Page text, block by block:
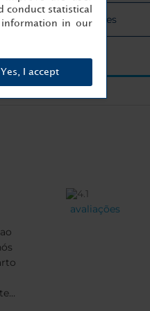
das salas de reuniões
avaliações
conduct statistical
in our
Yes, I accept